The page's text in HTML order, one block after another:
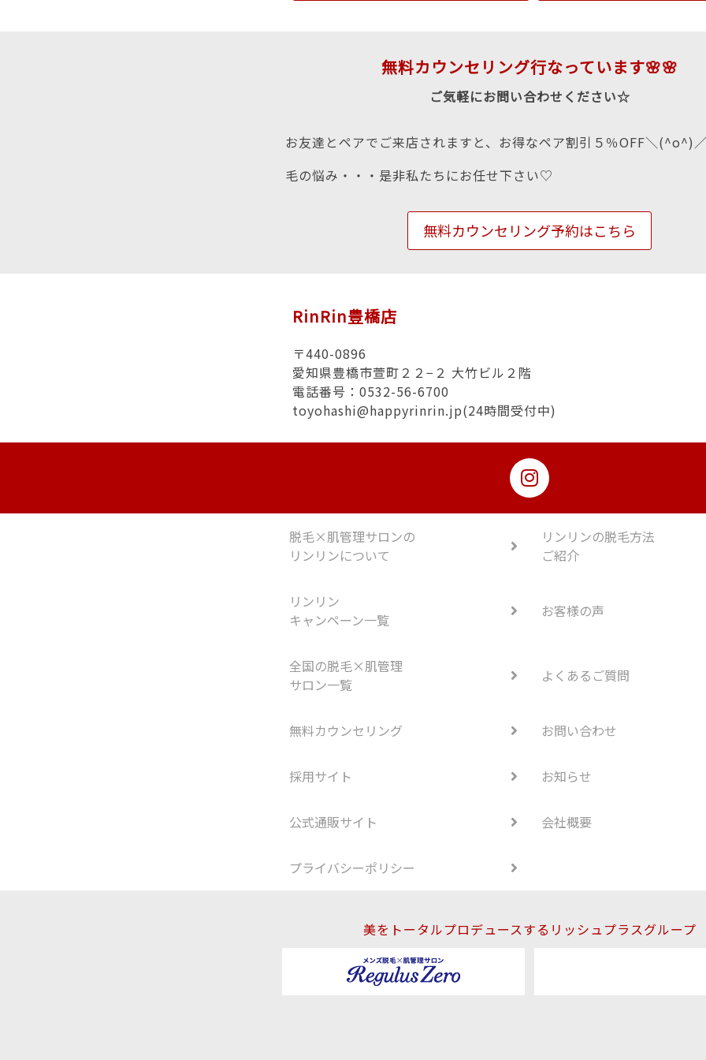
無料カウンセリング行なっています🌸🌸
ご気軽にお問い合わせください☆
お友達とペアでご来店されますと、お得なペア割引５％OFF＼(^o^)
毛の悩み・・・是非私たちにお任せ下さい♡
無料カウンセリング予約はこちら
RinRin豊橋店
〒440-0896
愛知県豊橋市萱町２２−２ 大竹ビル２階
電話番号：0532-56-6700
toyohashi@happyrinrin.jp(24時間受付中)
脱毛×肌管理サロンの
リンリンについて
リンリンの脱毛方法
ご紹介
リンリン
キャンペーン一覧
お客様の声
全国の脱毛×肌管理
サロン一覧
よくあるご質問
無料カウンセリング お問い合わせ
採用サイト お知らせ
公式通販サイト 会社概要
プライバシーポリシー
美をトータルプロデュースするリッシュプラスグループ